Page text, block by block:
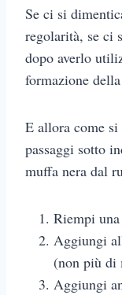
Se ci si
regolarità, se ci
dopo averlo
formazione
E allora come
passaggi sotto
muffa nera dal
Riempi
Aggiungi
(non più di
Aggiungi